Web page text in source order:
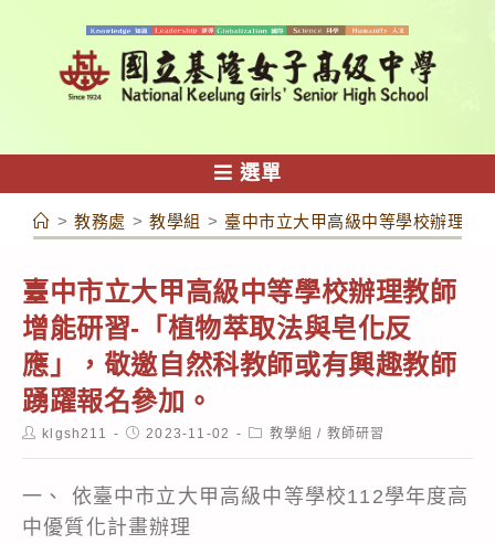
容
選單
> 教務處 > 教學組 > 臺中市立大甲高級中等學校辦理教
臺中市立大甲高級中等學校辦理教師
增能研習-「植物萃取法與皂化反
應」，敬邀自然科教師或有興趣教師
踴躍報名參加。
Postklgsh211
Post2023-11-02
Post教學組 / 教師研習
一、 依臺中市立大甲高級中等學校112學年度高
中優質化計畫辦理